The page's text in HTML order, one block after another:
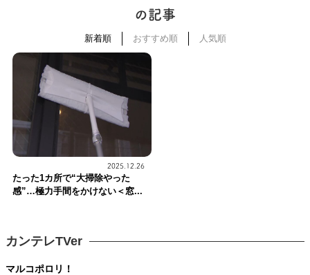
の記事
新着順 おすすめ順 人気順
2025.12.26
たった1カ所で“大掃除やった
感”…極力手間をかけない＜窓...
カンテレTVer
マルコポロリ！